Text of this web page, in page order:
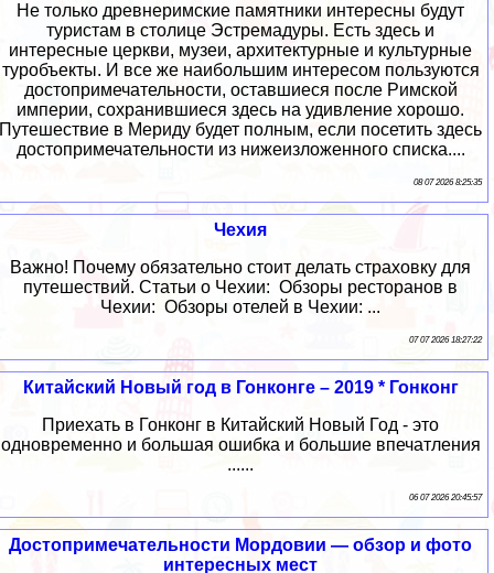
Не только древнеримские памятники интересны будут
туристам в столице Эстремадуры. Есть здесь и
интересные церкви, музеи, архитектурные и культурные
туробъекты. И все же наибольшим интересом пользуются
достопримечательности, оставшиеся после Римской
империи, сохранившиеся здесь на удивление хорошо.
Путешествие в Мериду будет полным, если посетить здесь
достопримечательности из нижеизложенного списка....
08 07 2026 8:25:35
Чехия
Важно! Почему обязательно стоит делать страховку для
путешествий. Статьи о Чехии: Обзоры ресторанов в
Чехии: Обзоры отелей в Чехии: ...
07 07 2026 18:27:22
Китайский Новый год в Гонконге – 2019 * Гонконг
Приехать в Гонконг в Китайский Новый Год - это
одновременно и большая ошибка и большие впечатления
......
06 07 2026 20:45:57
Достопримечательности Мордовии — обзор и фото
интересных мест